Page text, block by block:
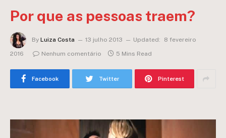
Por que as pessoas traem?
By Luiza Costa 13 julho 2013 Updated:
8 fevereiro
2016
Nenhum comentário 5 Mins Read
Facebook Twitter Pinterest